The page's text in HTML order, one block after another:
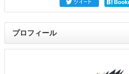
プロフィール